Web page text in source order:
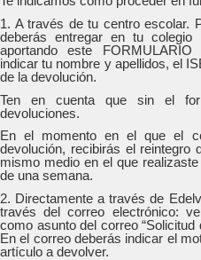
1. A través de tu centro escolar.
deberás entregar en tu
aportando este
indicar tu nombre y apellidos, el
de la devolución.
Ten en cuenta que sin el
devoluciones.
En el momento en el que el
devolución, recibirás el reintegro
mismo medio en el que
de una semana.
2. Directamente a través de
través del correo electrónico:
como asunto del correo “Solicitud
En el correo deberás indicar el
artículo a devolver.